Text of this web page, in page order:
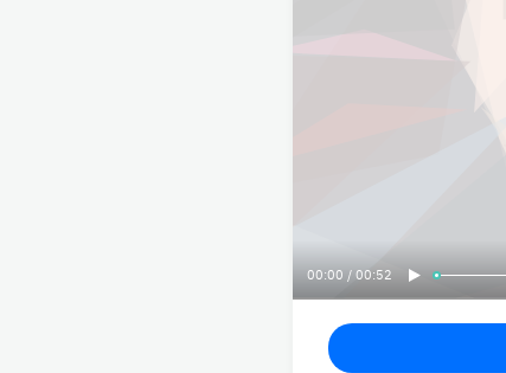
00:00 / 00:52